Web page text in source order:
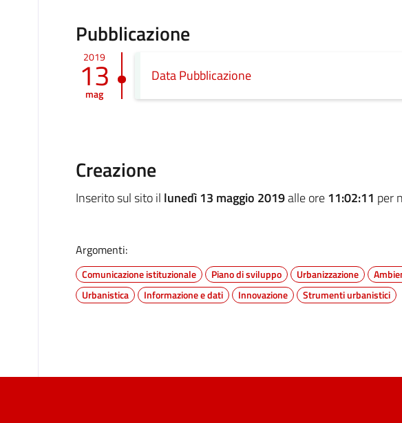
Pubblicazione
2019
13
mag
Data Pubblicazione
Creazione
Inserito sul sito il lunedì 13 maggio 2019alle ore11:02:11 per
Argomenti:
Comunicazione istituzionale Piano di sviluppo Urbanizzazione
Urbanistica
Informazione e dati Innovazione Strumenti urbanistici